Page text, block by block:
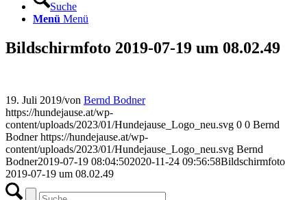
Suche
Menü Menü
Bildschirmfoto 2019-07-19 um 08.02.49
19. Juli 2019/von Bernd Bodner
https://hundejause.at/wp-
content/uploads/2023/01/Hundejause_Logo_neu.svg 0 0 Bernd
Bodner https://hundejause.at/wp-
content/uploads/2023/01/Hundejause_Logo_neu.svg Bernd
Bodner2019-07-19 08:04:502020-11-24 09:56:58Bildschirmfoto
2019-07-19 um 08.02.49